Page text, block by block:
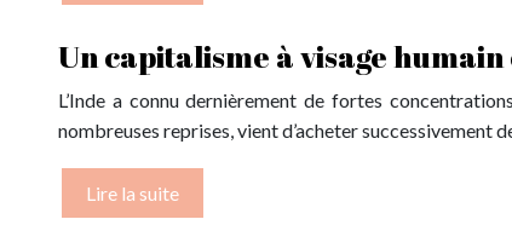
Un capitalisme à visage
L’Inde a connu dernièrement de fortes
nombreuses reprises, vient d’acheter successivement
Lire la suite